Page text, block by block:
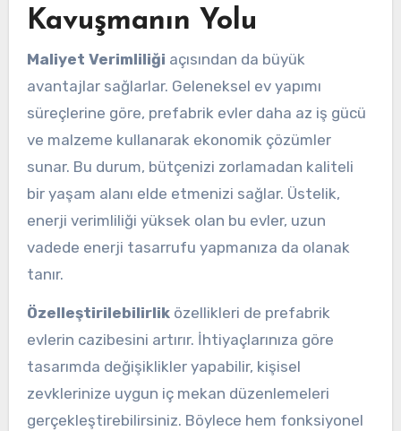
Kavuşmanın Yolu
Maliyet Verimliliği açısından da büyük
avantajlar sağlarlar. Geleneksel ev yapımı
süreçlerine göre, prefabrik evler daha az iş gücü
ve malzeme kullanarak ekonomik çözümler
sunar. Bu durum, bütçenizi zorlamadan kaliteli
bir yaşam alanı elde etmenizi sağlar. Üstelik,
enerji verimliliği yüksek olan bu evler, uzun
vadede enerji tasarrufu yapmanıza da olanak
tanır.
Özelleştirilebilirliközellikleri de prefabrik
evlerin cazibesini artırır. İhtiyaçlarınıza göre
tasarımda değişiklikler yapabilir, kişisel
zevklerinize uygun iç mekan düzenlemeleri
gerçekleştirebilirsiniz. Böylece hem fonksiyonel